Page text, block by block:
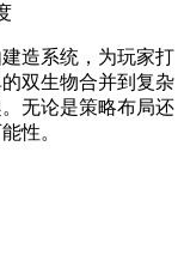
造系统，为玩家打
双生物合并到复杂
无论是策略布局还
性。